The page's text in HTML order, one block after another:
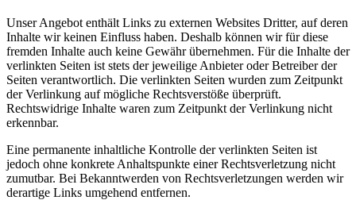
Unser Angebot enthält Links zu externen Websites Dritter, auf deren
Inhalte wir keinen Einfluss haben. Deshalb können wir für diese
fremden Inhalte auch keine Gewähr übernehmen. Für die Inhalte der
verlinkten Seiten ist stets der jeweilige Anbieter oder Betreiber der
Seiten verantwortlich. Die verlinkten Seiten wurden zum Zeitpunkt
der Verlinkung auf mögliche Rechtsverstöße überprüft.
Rechtswidrige Inhalte waren zum Zeitpunkt der Verlinkung nicht
erkennbar.
Eine permanente inhaltliche Kontrolle der verlinkten Seiten ist
jedoch ohne konkrete Anhaltspunkte einer Rechtsverletzung nicht
zumutbar. Bei Bekanntwerden von Rechtsverletzungen werden wir
derartige Links umgehend entfernen.